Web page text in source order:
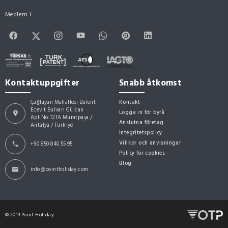
Medlem i
Kontaktuppgifter
Çağlayan Mahallesi Bülent
Ecevit Bulvarı Gülcan
Apt.No:121A Muratpaşa /
Antalya / Türkiye
+90 850 840 55 95
info@pointholiday.com
Snabb åtkomst
Kontakt
Logga in för byrå
Anslutna företag
Integritetspolicy
Villkor och anvisningar
Policy för cookies
Blog
© 2019 Point Holiday